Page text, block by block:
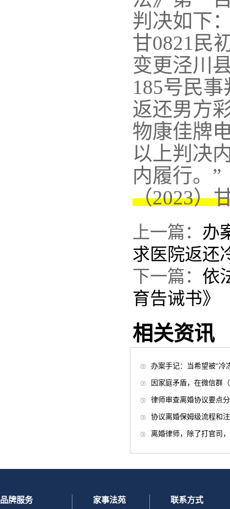
判决如下
甘0821民
变更泾川
185号民
返还男方
物康佳牌
以上判决
内履行。”
（2023）
上一篇： 办
求医院返还
下一篇： 依
育告诫书》
相关资讯
办案手记：当希望被“
因家庭矛盾，在微信群
律师审查离婚协议要点
协议离婚保姆级流程和
离婚律师，除了打官司
品牌服务 家事法苑 联系方式